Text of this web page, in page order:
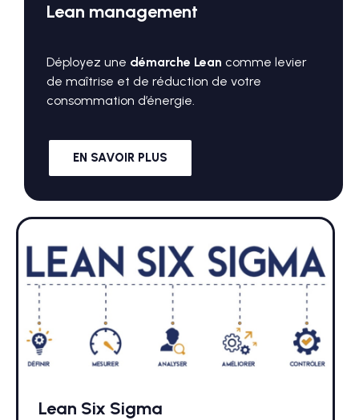
Lean management
Déployez une démarche Lean comme levier
de maîtrise et de réduction de votre
consommation d’énergie.
EN SAVOIR PLUS
Lean Six Sigma